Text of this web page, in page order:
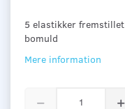
5 elastikker
bomuld
Mere information